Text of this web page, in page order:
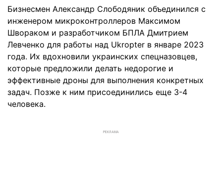
Бизнесмен Александр Слободяник объединился с
инженером микроконтроллеров Максимом
Швораком и разработчиком БПЛА Дмитрием
Левченко для работы над Ukropter в январе 2023
года. Их вдохновили украинских спецназовцев,
которые предложили делать недорогие и
эффективные дроны для выполнения конкретных
задач. Позже к ним присоединились еще 3-4
человека.
РЕКЛАМА